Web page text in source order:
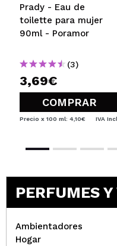
Prady - Eau de
toilette para mujer
90ml - Poramor
(3)
3,69€
COMPRAR
Precio x 100 ml: 4,10€ IVA Incl.
PERFUMES
Ambientadores
Hogar